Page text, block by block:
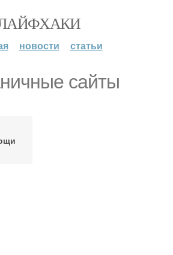
новости статьи
сайты